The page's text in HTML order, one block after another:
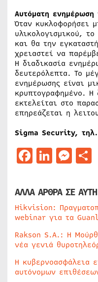
Αυτόματη
Όταν κυκλοφορήσει
υλικολογισμικού,
και θα την
χρειαστεί να
Η διαδικασία
δευτερόλεπτα. Το
ενημέρωσης είναι
κρυπτογραφημένο. Η
εκτελείται στο
επηρεάζεται η
Sigma Security, τηλ
Facebook
ΑΛΛΑ ΑΡΘΡΑ ΣΕ
Hikvision:
webinar για τα
Rakson S.A.: Η
νέα γενιά
Η κυβερνοασφάλεια
αυτόνομων